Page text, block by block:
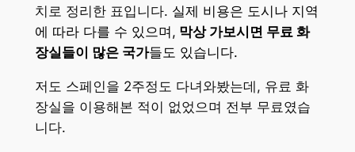
치로 정리한 표입니다. 실제 비용은 도시나 지역
에 따라 다를 수 있으며, 막상 가보시면 무료 화
장실들이 많은 국가들도 있습니다.
저도 스페인을 2주정도 다녀와봤는데, 유료 화
장실을 이용해본 적이 없었으며 전부 무료였습
니다.